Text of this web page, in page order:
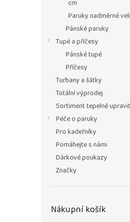
cm
Paruky nadměrné
Pánské paruky
Tupé a příčesy
Pánské tupé
Příčesy
Turbany a šátky
Totální výprodej
Sortiment tepelně
Péče o paruky
Pro kadeřníky
Pomáhejte s námi
Dárkové poukazy
Značky
Nákupní košík